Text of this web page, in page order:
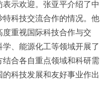
示欢迎。张亚平介绍了中
科技交流合作的情况。他
重视国际科技合作与交
、能源化工等领域开展了
合各自重点领域和科研需
科技发展和友好事业作出